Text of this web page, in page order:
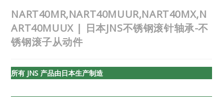
NART40MR,NART40MUUR,NART40MX,N
ART40MUUX | 日本JNS不锈钢滚针轴承-不
锈钢滚子从动件
所有 JNS 产品由日本生产制造